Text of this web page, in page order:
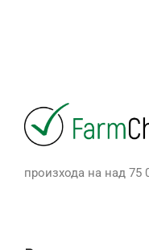
произхода на над 75